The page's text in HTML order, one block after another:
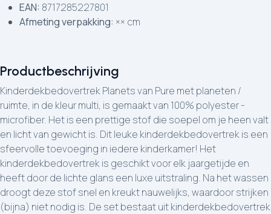
Productbeschrijving
Kinderdekbedovertrek Planets van Pure met planeten /
ruimte, in de kleur multi, is gemaakt van 100% polyester -
microfiber. Het is een prettige stof die soepel om je heen valt
en licht van gewicht is. Dit leuke kinderdekbedovertrek is een
sfeervolle toevoeging in iedere kinderkamer! Het
kinderdekbedovertrek is geschikt voor elk jaargetijde en
heeft door de lichte glans een luxe uitstraling. Na het wassen
droogt deze stof snel en kreukt nauwelijks, waardoor strijken
(bijna) niet nodig is. De set bestaat uit kinderdekbedovertrek
EAN: 8717285227801
Afmeting verpakking: ×× cm